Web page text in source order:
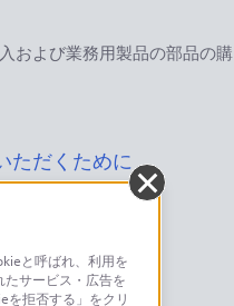
および業務用製品の部品の購
ただくために
と呼ばれ、利用を
サービス・広告を
を拒否する」をクリ